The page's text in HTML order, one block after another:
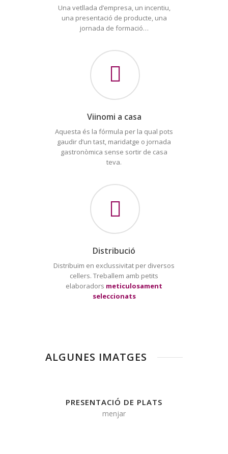
Una vetllada d’empresa, un incentiu,
una presentació de producte, una
jornada de formació…
Viinomi a casa
Aquesta és la fórmula per la qual pots
gaudir d’un tast, maridatge o jornada
gastronòmica sense sortir de casa
teva.
Distribució
Distribuïm en exclussivitat per diversos
cellers. Treballem amb petits
elaboradors meticulosament
seleccionats
ALGUNES IMATGES
PRESENTACIÓ DE PLATS
menjar